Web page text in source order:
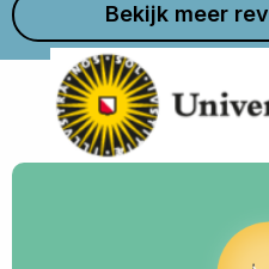
Bekijk meer